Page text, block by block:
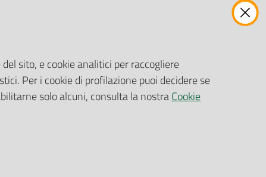
Gare e Appalti
Richiesta Patrocinio
sito, e cookie analitici per raccogliere
Per i cookie di profilazione puoi decidere se
solo alcuni, consulta la nostraCookie